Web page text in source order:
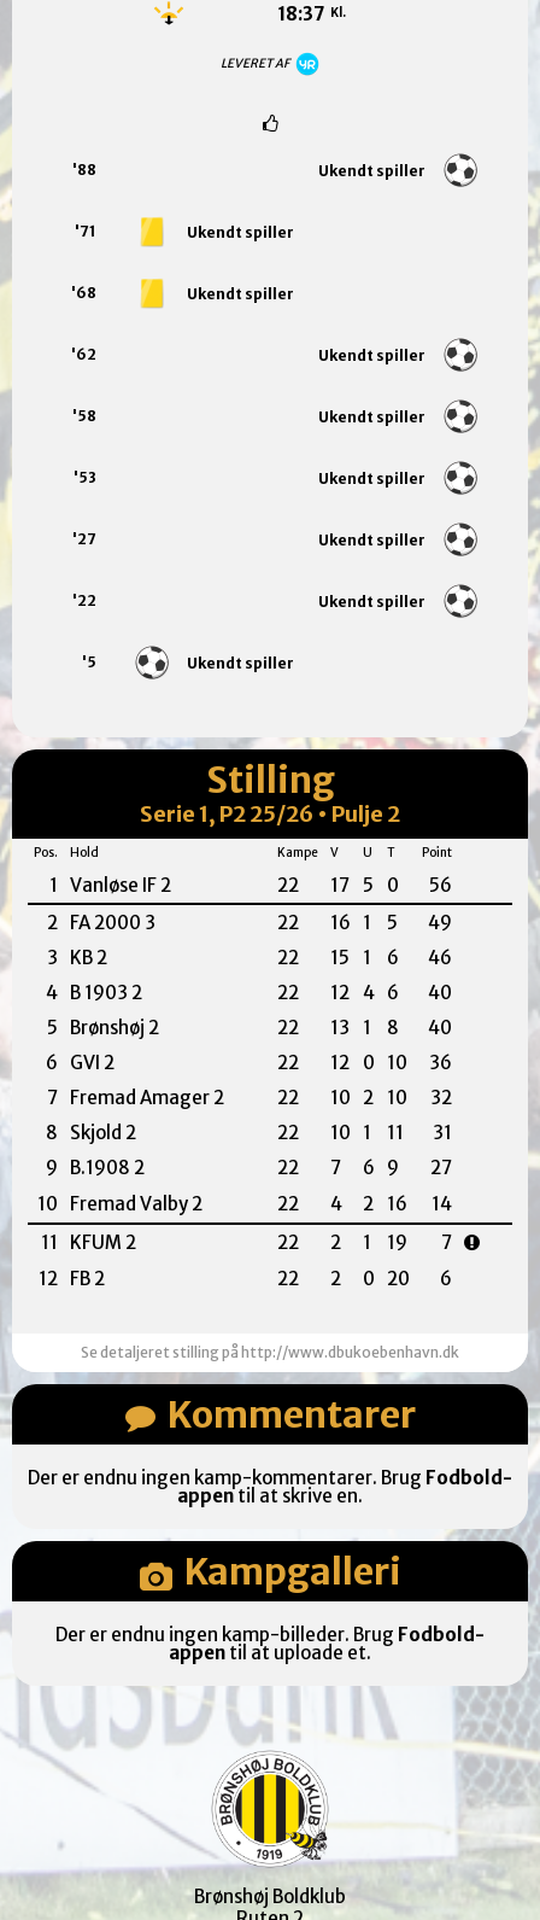
18:37 Kl.
LEVERET AF
'88 Ukendt spiller
'71 Ukendt spiller
'68 Ukendt spiller
'62 Ukendt spiller
'58 Ukendt spiller
'53 Ukendt spiller
'27 Ukendt spiller
'22 Ukendt spiller
'5 Ukendt spiller
Stilling
Serie 1, P2 25/26 • Pulje 2
Pos. Hold Kampe V U T Point
1 Vanløse IF 2 22 17 5 0
56
2 FA 2000 3 22 16 1 5
49
3
KB 2 22 15 1 6
46
4 B 1903 2 22 12 4 6
40
5
Brønshøj 2 22 13 1 8
40
6
GVI 2 22 12 0 10
36
7 Fremad Amager 2 22 10 2 10
32
8
Skjold 2 22 10 1 11
31
9
B.1908 2 22 7 6 9
27
10
Fremad Valby 2 22 4 2 16
14
11
KFUM 2 22 2 1 19
7
12 FB 2 22 2 0 20 6
Se detaljeret stilling på http://www.dbukoebenhavn.dk
Kommentarer
Der er endnu ingen kamp-kommentarer. Brug Fodbold-
appentil at skrive en.
Kampgalleri
Der er endnu ingen kamp-billeder. Brug Fodbold-
appen til at uploade et.
Brønshøj Boldklub